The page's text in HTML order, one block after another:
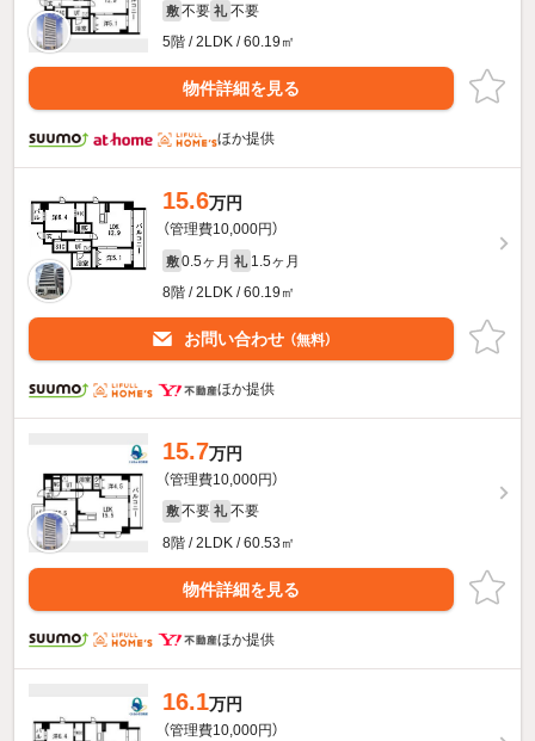
敷 不要 礼 不要
5階 / 2LDK / 60.19㎡
物件詳細を見る
ほか提供
15.6万円
（管理費10,000円）
敷 0.5ヶ月 礼 1.5ヶ月
8階 / 2LDK / 60.19㎡
お問い合わせ （無料）
ほか提供
15.7万円
（管理費10,000円）
敷 不要 礼 不要
8階 / 2LDK / 60.53㎡
物件詳細を見る
ほか提供
16.1万円
（管理費10,000円）